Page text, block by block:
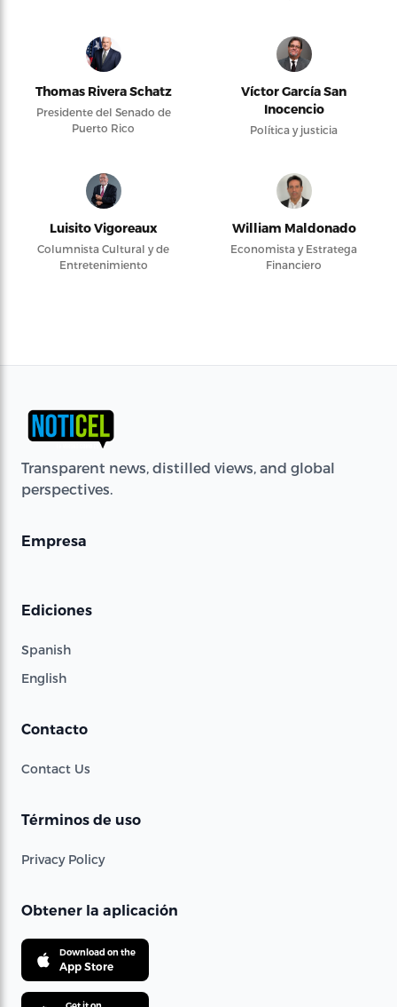
Thomas Rivera Schatz
Presidente del Senado de
Puerto Rico
Víctor García San
Inocencio
Política y justicia
Luisito Vigoreaux
Columnista Cultural y de
Entretenimiento
William Maldonado
Economista y Estratega
Financiero
Transparent news, distilled views, and global
perspectives.
Empresa
Ediciones
Spanish
English
Contacto
Contact Us
Términos de uso
Privacy Policy
Obtener la aplicación
Download on the
App Store